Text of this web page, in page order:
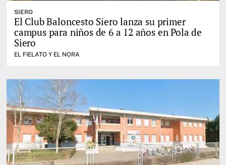
SIERO
El Club Baloncesto Siero lanza su primer
campus para niños de 6 a 12 años en Pola de
Siero
EL FIELATO Y EL NORA